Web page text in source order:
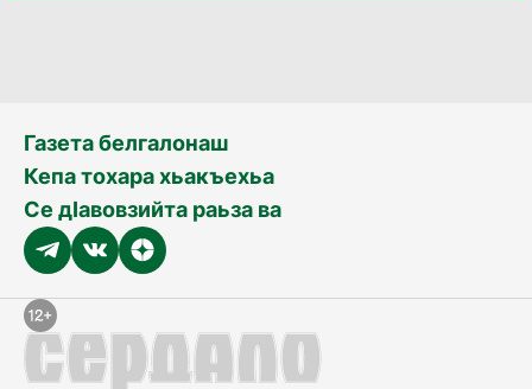
Газета белгалонаш
Кепа тохара хьакъехьа
Се дӀавовзийта раьза ва